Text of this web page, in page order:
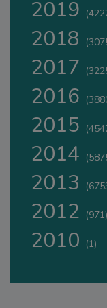
2019
2018
2017
2016
2015
2014
2013
2012 (971)
2010 (1)